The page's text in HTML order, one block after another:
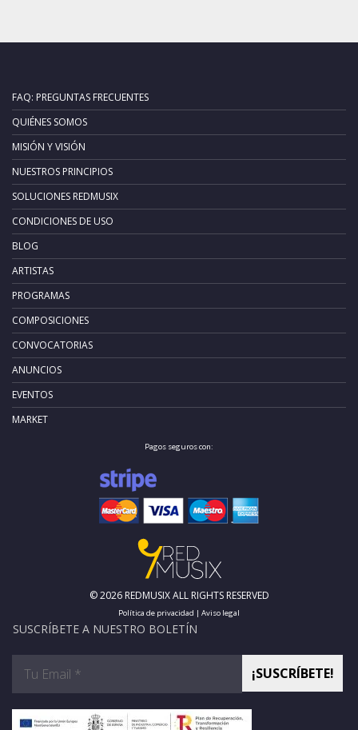
FAQ: PREGUNTAS FRECUENTES
QUIÉNES SOMOS
MISIÓN Y VISIÓN
NUESTROS PRINCIPIOS
SOLUCIONES REDMUSIX
CONDICIONES DE USO
BLOG
ARTISTAS
PROGRAMAS
COMPOSICIONES
CONVOCATORIAS
ANUNCIOS
EVENTOS
MARKET
Pagos seguros con:
© 2026 REDMUSIX ALL RIGHTS RESERVED
Política de privacidad | Aviso legal
SUSCRÍBETE A NUESTRO BOLETÍN